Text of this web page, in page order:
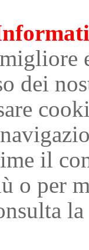
dei
il
o per